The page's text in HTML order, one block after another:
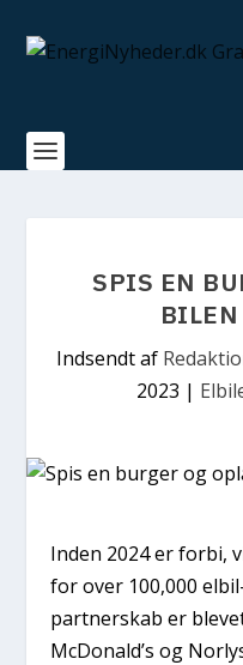
SPIS EN
Indsendt af
2023 |
Inden 2024 er forbi,
for over 100,000
partnerskab er
McDonald’s og